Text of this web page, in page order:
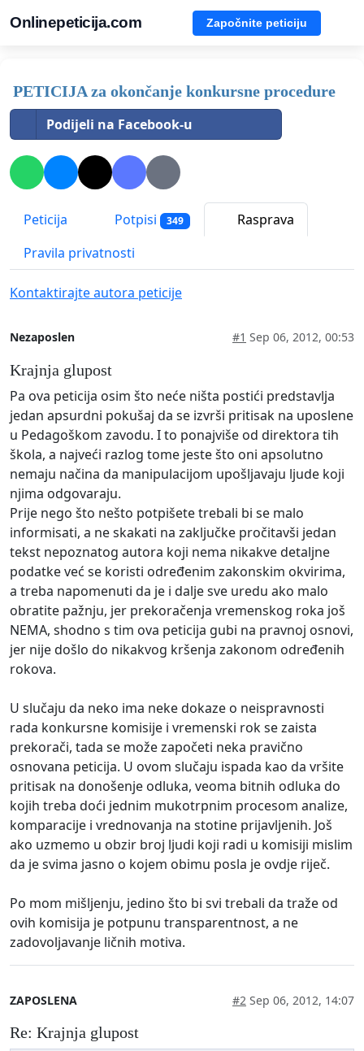
Onlinepeticija.com Započnite peticiju
PETICIJA za okončanje konkursne procedure
Podijeli na Facebook-u
Peticija Potpisi 349
Rasprava
Pravila privatnosti
Kontaktirajte autora peticije
Nezaposlen #1 Sep 06, 2012, 00:53
Krajnja glupost
Pa ova peticija osim što neće ništa postići predstavlja
jedan apsurdni pokušaj da se izvrši pritisak na uposlene
u Pedagoškom zavodu. I to ponajviše od direktora tih
škola, a najveći razlog tome jeste što oni apsolutno
nemaju načina da manipulacijom upošljavaju ljude koji
njima odgovaraju.
Prije nego što nešto potpišete trebali bi se malo
informisati, a ne skakati na zaključke pročitavši jedan
tekst nepoznatog autora koji nema nikakve detaljne
podatke već se koristi određenim zakonskim okvirima,
a treba napomenuti da je i dalje sve uredu ako malo
obratite pažnju, jer prekoračenja vremenskog roka još
NEMA, shodno s tim ova peticija gubi na pravnoj osnovi,
jer nije došlo do nikakvog kršenja zakonom određenih
rokova.
U slučaju da neko ima neke dokaze o neispravnosti
rada konkursne komisije i vremenski rok se zaista
prekorači, tada se može započeti neka pravično
osnovana peticija. U ovom slučaju ispada kao da vršite
pritisak na donošenje odluka, veoma bitnih odluka do
kojih treba doći jednim mukotrpnim procesom analize,
komparacije i vrednovanja na stotine prijavljenih. Još
ako uzmemo u obzir broj ljudi koji radi u komisiji mislim
da je svima jasno o kojem obimu posla je ovdje riječ.
Po mom mišljenju, jedino što bi svi trebali da traže od
ovih komisija je potpunu transparentnost, a ne
zadovoljavanje ličnih motiva.
ZAPOSLENA #2 Sep 06, 2012, 14:07
Re: Krajnja glupost